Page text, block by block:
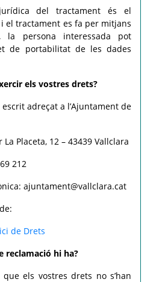
del tractament és el
el tractament es fa per mitjans
la persona interessada pot
de portabilitat de les dades
els vostres drets?
adreçat a l’Ajuntament de
Placeta, 12 – 43439 Vallclara
212
ajuntament@vallclara.cat
de Drets
reclamació hi ha?
els vostres drets no s’han